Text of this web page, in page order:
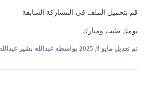
قم بتحميل الملف في المشاركة السابقة
يومك طيب ومبارك
تم تعديل مايو 9, 2025 بواسطه عبدالله بشير عبدالله